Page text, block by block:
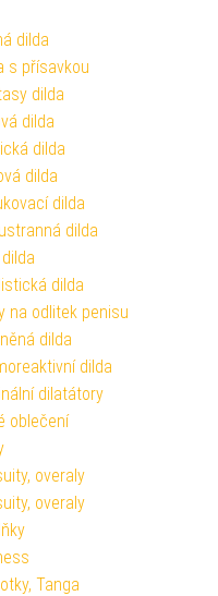
dilda
s přísavkou
dilda
dilda
dilda
dilda
dilda
dilda
dilda
na odlitek penisu
dilda
dilda
dilatátory
oblečení
overaly
overaly
Tanga